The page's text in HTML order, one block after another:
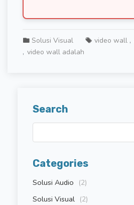
Solusi Visual video wall
video wall adalah
Search
Categories
Solusi Audio (2)
Solusi Visual (2)